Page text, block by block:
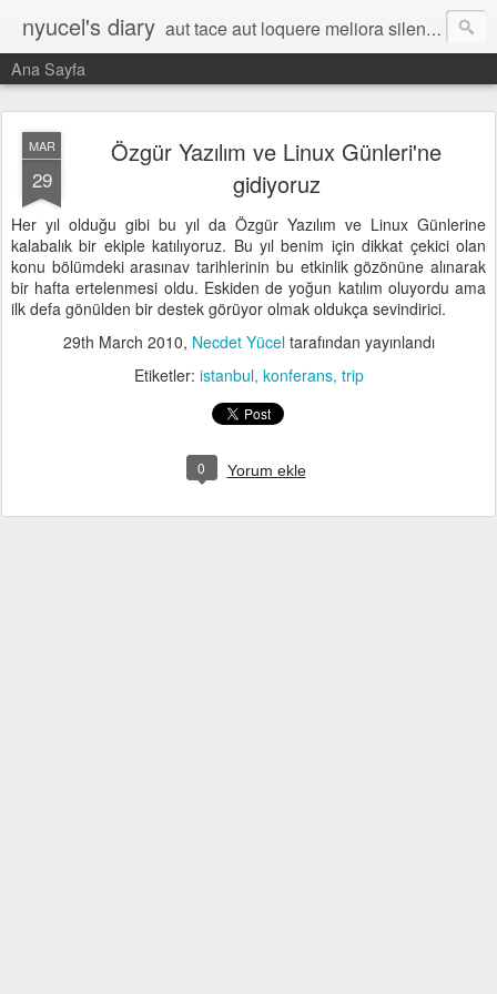
nyucel's diary aut tace aut loquere meliora silentio
Ana Sayfa
MAR
29
Özgür Yazılım ve Linux Günleri'ne
gidiyoruz
Her yıl olduğu gibi bu yıl da Özgür Yazılım ve Linux Günlerine
kalabalık bir ekiple katılıyoruz. Bu yıl benim için dikkat çekici olan
konu bölümdeki arasınav tarihlerinin bu etkinlik gözönüne alınarak
bir hafta ertelenmesi oldu. Eskiden de yoğun katılım oluyordu ama
ilk defa gönülden bir destek görüyor olmak oldukça sevindirici.
29th March 2010, Necdet Yüceltarafından yayınlandı
Etiketler: istanbul konferans trip
0 Yorum ekle